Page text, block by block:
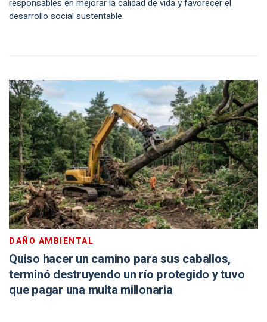
responsables en mejorar la calidad de vida y favorecer el
desarrollo social sustentable.
DAÑO AMBIENTAL
Quiso hacer un camino para sus caballos,
terminó destruyendo un río protegido y tuvo
que pagar una multa millonaria